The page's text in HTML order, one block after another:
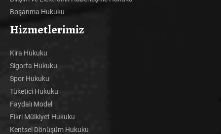
Boşanma Hukuku
Hizmetlerimiz
Kira Hukuku
Sigorta Hukuku
Spor Hukuku
Tüketici Hukuku
Faydalı Model
Fikri Mülkiyet Hukuku
Kentsel Dönüşüm Hukuku